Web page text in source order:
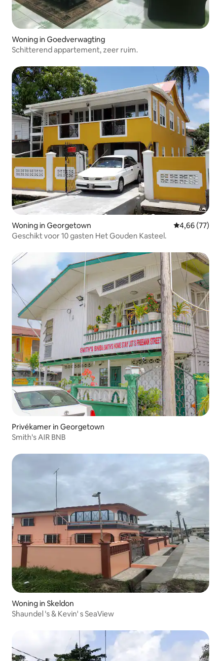
Woning in Goedverwagting
Schitterend appartement, zeer ruim.
Woning in Georgetown Gemiddelde
4,66 (77)
Geschikt voor 10 gasten Het Gouden Kasteel.
Privékamer in Georgetown
Smith's AIR BNB
Woning in Skeldon
Shaundel 's & Kevin' s SeaView